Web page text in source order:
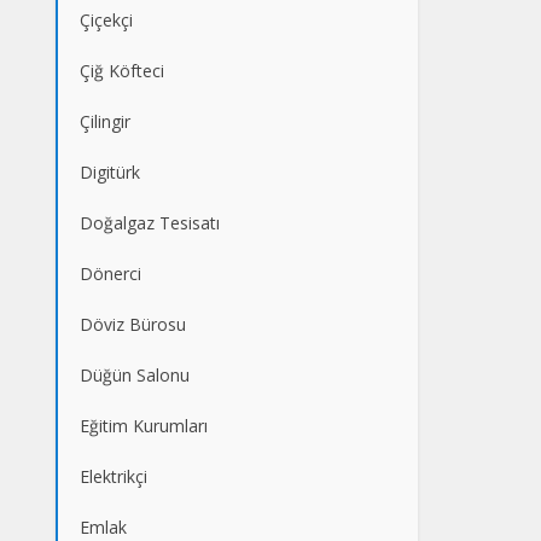
Çiçekçi
Çiğ Köfteci
Çilingir
Digitürk
Doğalgaz Tesisatı
Dönerci
Döviz Bürosu
Düğün Salonu
Eğitim Kurumları
Elektrikçi
Emlak